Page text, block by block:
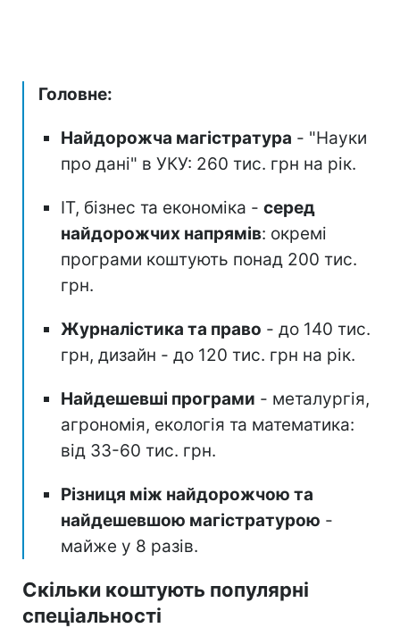
Головне:
Найдорожча магістратура - "Науки
про дані" в УКУ: 260 тис. грн на рік.
ІТ, бізнес та економіка - серед
найдорожчих напрямів: окремі
програми коштують понад 200 тис.
грн.
Журналістика та право - до 140 тис.
грн, дизайн - до 120 тис. грн на рік.
Найдешевші програми - металургія,
агрономія, екологія та математика:
від 33-60 тис. грн.
Різниця між найдорожчою та
найдешевшою магістратурою -
майже у 8 разів.
Скільки коштують популярні
спеціальності